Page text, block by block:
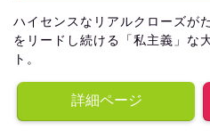
ハイセンスなリアルクローズが
をリードし続ける「私主義」な
ト。
詳細ページ